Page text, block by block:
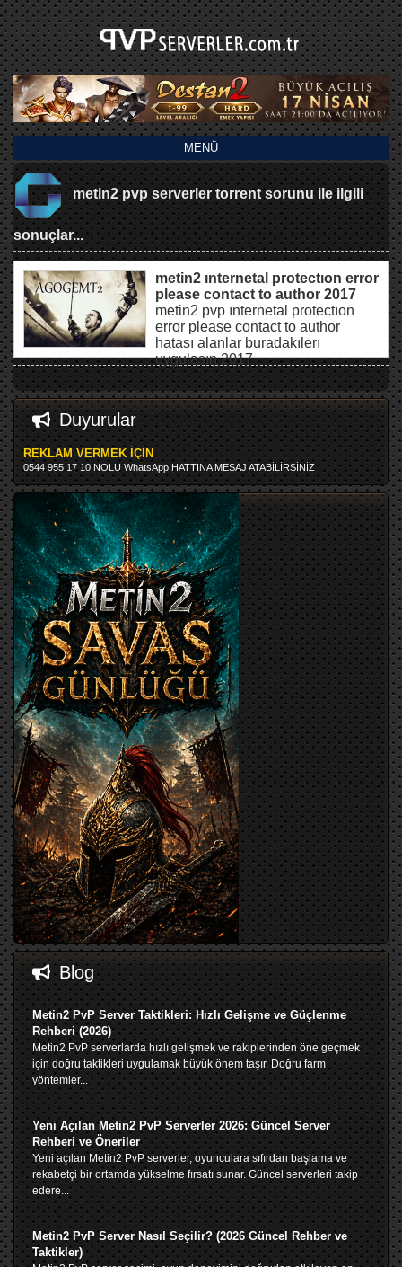
MENÜ
metin2 pvp serverler torrent sorunu ile ilgili
sonuçlar...
metin2 ınternetal protectıon error
please contact to author 2017
metin2 pvp ınternetal protectıon
error please contact to author
hatası alanlar buradakılerı
uygulasın 2017
Duyurular
REKLAM VERMEK İÇİN
0544 955 17 10 NOLU WhatsApp HATTINA MESAJ ATABİLİRSİNİZ
Blog
Metin2 PvP Server Taktikleri: Hızlı Gelişme ve Güçlenme
Rehberi (2026)
Metin2 PvP serverlarda hızlı gelişmek ve rakiplerinden öne geçmek
için doğru taktikleri uygulamak büyük önem taşır. Doğru farm
yöntemler...
Yeni Açılan Metin2 PvP Serverler 2026: Güncel Server
Rehberi ve Öneriler
Yeni açılan Metin2 PvP serverler, oyunculara sıfırdan başlama ve
rekabetçi bir ortamda yükselme fırsatı sunar. Güncel serverleri takip
edere...
Metin2 PvP Server Nasıl Seçilir? (2026 Güncel Rehber ve
Taktikler)